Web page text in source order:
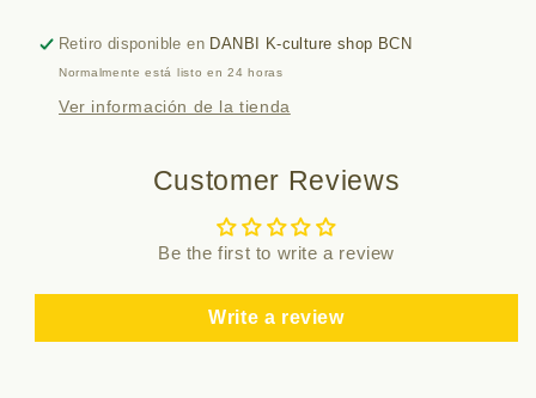
Mixtape:
Mixtape:
Retiro disponible en DANBI K-culture shop BCN
Normalmente está listo en 24 horas
Ver información de la tienda
Customer Reviews
Be the first to write a review
Write a review